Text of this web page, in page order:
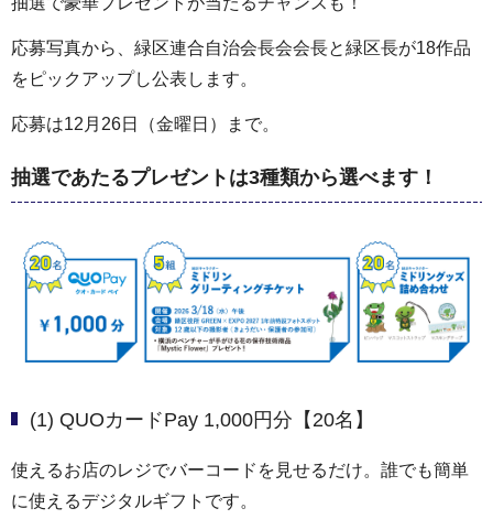
応募写真から、緑区連合自治会長会会長と緑区長が18作品
をピックアップし公表します。
応募は12月26日（金曜日）まで。
抽選であたるプレゼントは3種類から選べます！
(1) QUOカードPay 1,000円分【20名】
使えるお店のレジでバーコードを見せるだけ。誰でも簡単
に使えるデジタルギフトです。